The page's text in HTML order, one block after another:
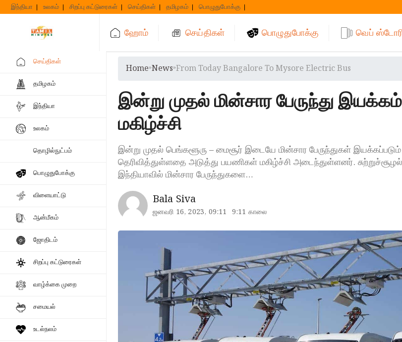
Skip
to
இந்தியா உலகம் சிறப்பு கட்டுரைகள் செய்திகள் தமிழகம் பொழுதுபோக்கு
ஹோம் செய்திகள் பொழுதுபோக்கு வெப்
செய்திகள்
தமிழகம்
இந்தியா
உலகம்
தொழில்நுட்பம்
பொழுதுபோக்கு
விளையாட்டு
ஆன்மீகம்
ஜோதிடம்
சிறப்பு கட்டுரைகள்
வாழ்க்கை முறை
சமையல்
உடல்நலம்
Home»News»From Today Bangalore To Mysore Electric Bus
இன்று முதல் மின்சார பேருந்து
மகிழ்ச்சி
இன்று முதல் பெங்களூரு – மைசூர் இடையே மின்சார பேருந்துகள் இயக்கப்படும்
தெரிவித்துள்ளதை அடுத்து பயணிகள் மகிழ்ச்சி அடைந்துள்ளனர்.
இந்தியாவில் மின்சார பேருந்துகளை…
Bala Siva
ஜனவரி 16, 2023, 09:11 9:11 காலை